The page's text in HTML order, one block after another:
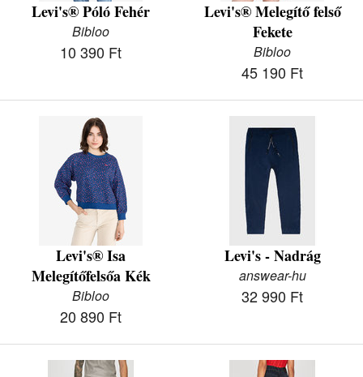
Levi's® Póló Fehér
Bibloo
10 390 Ft
Levi's® Melegítő felső
Fekete
Bibloo
45 190 Ft
Levi's® Isa
Melegítőfelsőa Kék
Bibloo
20 890 Ft
Levi's - Nadrág
answear-hu
32 990 Ft